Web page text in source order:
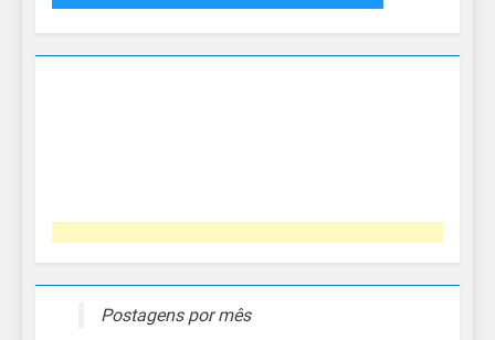
Postagens por mês